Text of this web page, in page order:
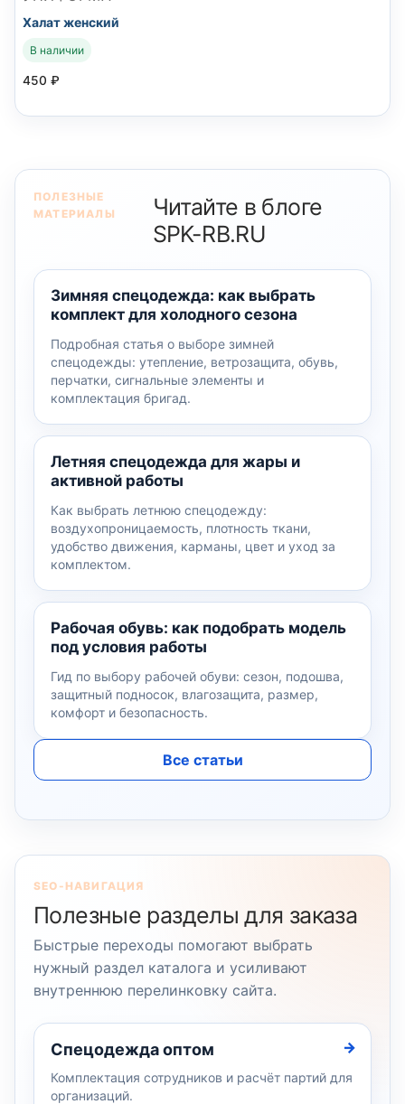
Халат женский
В наличии
450 ₽
ПОЛЕЗНЫЕ
МАТЕРИАЛЫ
Читайте в блоге
SPK-RB.RU
Зимняя спецодежда: как выбрать
комплект для холодного сезона
Подробная статья о выборе зимней
спецодежды: утепление, ветрозащита, обувь,
перчатки, сигнальные элементы и
комплектация бригад.
Летняя спецодежда для жары и
активной работы
Как выбрать летнюю спецодежду:
воздухопроницаемость, плотность ткани,
удобство движения, карманы, цвет и уход за
комплектом.
Рабочая обувь: как подобрать модель
под условия работы
Гид по выбору рабочей обуви: сезон, подошва,
защитный подносок, влагозащита, размер,
комфорт и безопасность.
Все статьи
SEO-НАВИГАЦИЯ
Полезные разделы для заказа
Быстрые переходы помогают выбрать
нужный раздел каталога и усиливают
внутреннюю перелинковку сайта.
Спецодежда оптом
Комплектация сотрудников и расчёт партий для
организаций.